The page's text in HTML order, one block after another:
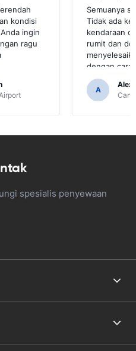
kondisi
ingin
ragu
Semuanya
Tidak ada
kendaraan
rumit dan
dengan cara
A
Alex
spesialis penyewaan